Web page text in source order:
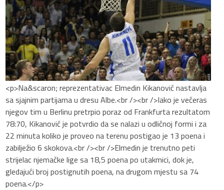
<p>Na&scaron; reprezentativac Elmedin Kikanović nastavlja
sa sjajnim partijama u dresu Albe.<br /><br />Iako je večeras
njegov tim u Berlinu pretrpio poraz od Frankfurta rezultatom
78:70, Kikanović je potvrdio da se nalazi u odličnoj formi i za
22 minuta koliko je proveo na terenu postigao je 13 poena i
zabilježio 6 skokova.<br /><br />Elmedin je trenutno peti
strijelac njemačke lige sa 18,5 poena po utakmici, dok je,
gledajući broj postignutih poena, na drugom mjestu sa 74
poena.</p>